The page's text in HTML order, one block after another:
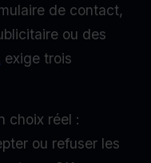
de contact,
ou des
exige trois
choix réel :
ou refuser les